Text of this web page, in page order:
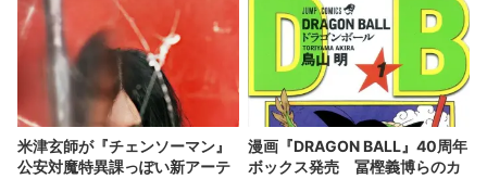
米津玄師が『チェンソーマン』
公安対魔特異課っぽい新アーテ
漫画『DRAGON BALL』40周年
ボックス発売 冨樫義博らのカ